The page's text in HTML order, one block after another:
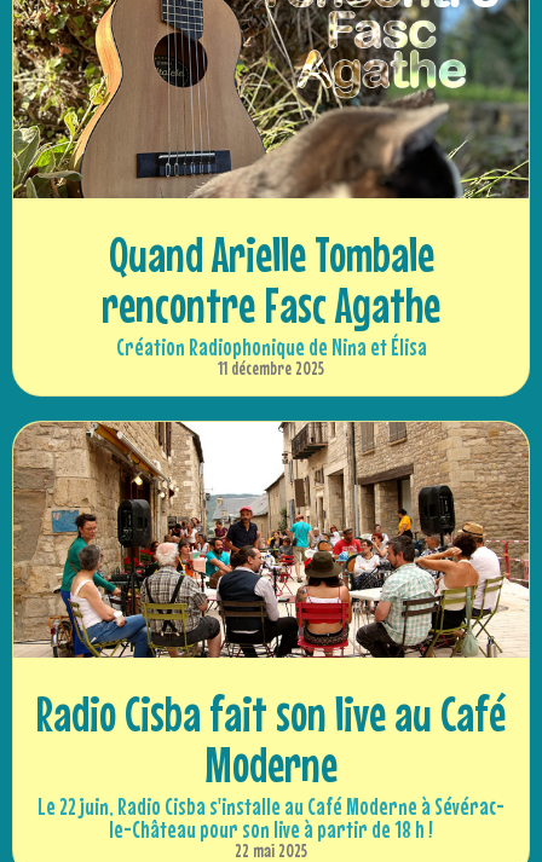
Quand Arielle Tombale
rencontre Fasc Agathe
Création Radiophonique de Nina et Élisa
11 décembre 2025
Radio Cisba fait son live au Café
Moderne
Le 22 juin, Radio Cisba s'installe au Café Moderne à Sévérac-
le-Château pour son live à partir de 18 h !
22 mai 2025